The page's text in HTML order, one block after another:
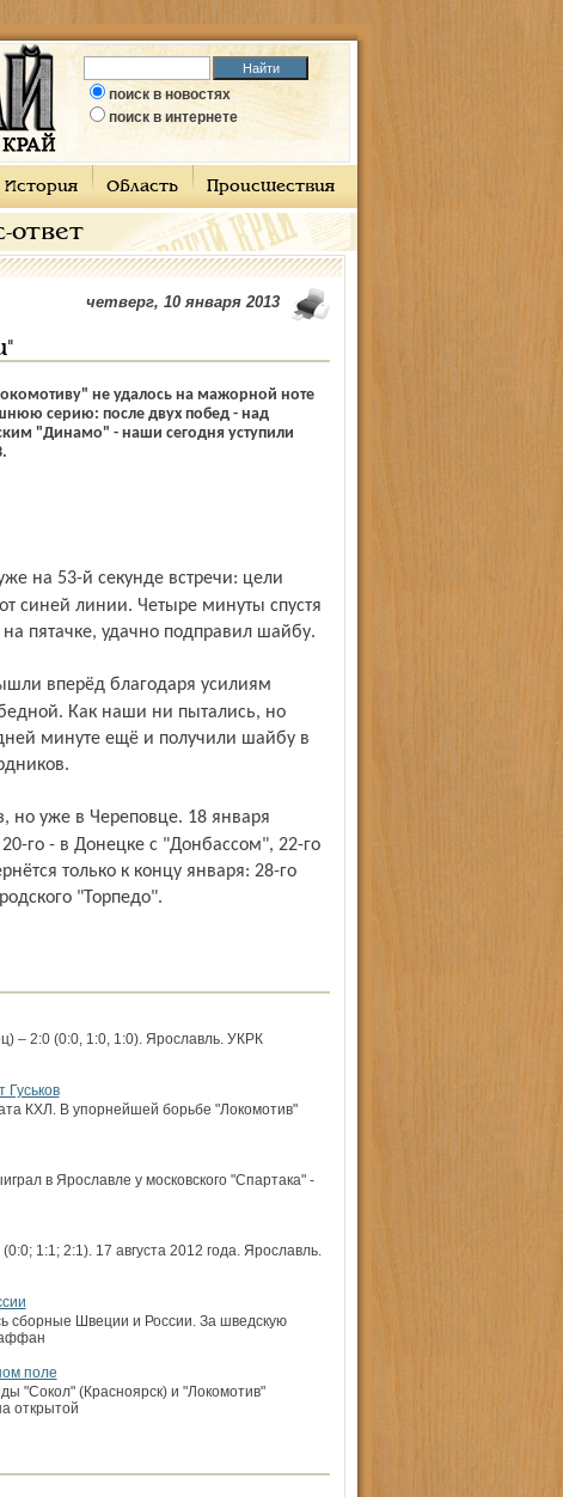
поиск в новостях
поиск в интернете
История Область Происшествия
ответ
четверг, 10 января 2013
не удалось на мажорной ноте
серию: после двух побед - над
"Динамо" - наши сегодня уступили
синей линии. Четыре минуты спустя
пятачке, удачно подправил шайбу.
Как наши ни пытались, но
минуте ещё и получили шайбу в
го - в Донецке с "Донбассом", 22-го
только к концу января: 28-го
"Торпедо".
2:0 (0:0, 1:0, 1:0). Ярославль. УКРК
КХЛ. В упорнейшей борьбе "Локомотив"
в Ярославле у московского "Спартака" -
1:1; 2:1). 17 августа 2012 года. Ярославль.
сборные Швеции и России. За шведскую
поле
"Сокол" (Красноярск) и "Локомотив"
открытой